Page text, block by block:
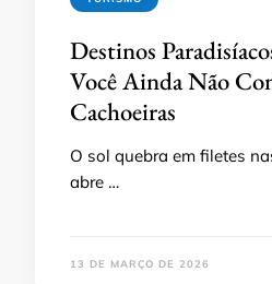
Destinos
Você Ainda Não
Cachoeiras
O sol quebra em filetes
abre …
13 DE MARÇO DE 2026